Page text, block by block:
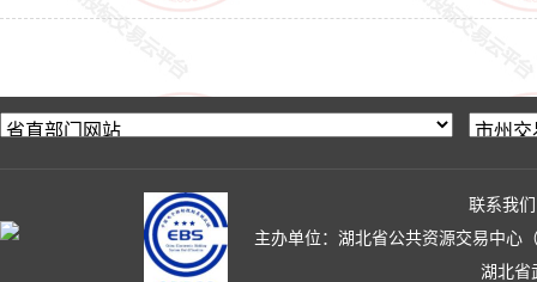
联系我们
主办单位：湖北省公共资源交易中心
湖北省